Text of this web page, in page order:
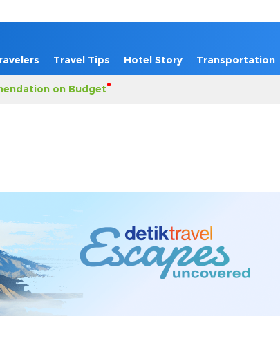
Travel Tips Hotel Story Transportation
on Budget